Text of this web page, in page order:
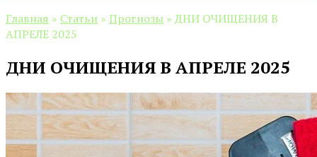
Главная » Статьи » Прогнозы » ДНИ ОЧИЩЕНИЯ В
АПРЕЛЕ 2025
ДНИ ОЧИЩЕНИЯ В АПРЕЛЕ 2025